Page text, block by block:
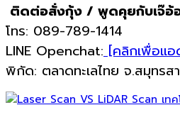
ติดต่อสั่งกุ้ง / พูดคุยกับเจ๊อ้
โทร: 089-789-1414
LINE Openchat:[คลิกเพื่อแอ
พิกัด: ตลาดทะเลไทย จ.สมุทรส